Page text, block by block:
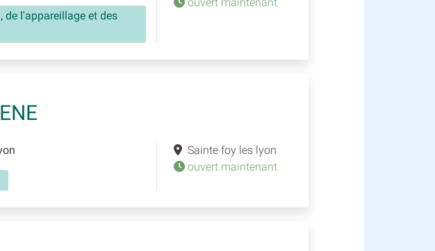
de l'appareillage et des
Sainte foy les lyon
ouvert maintenant